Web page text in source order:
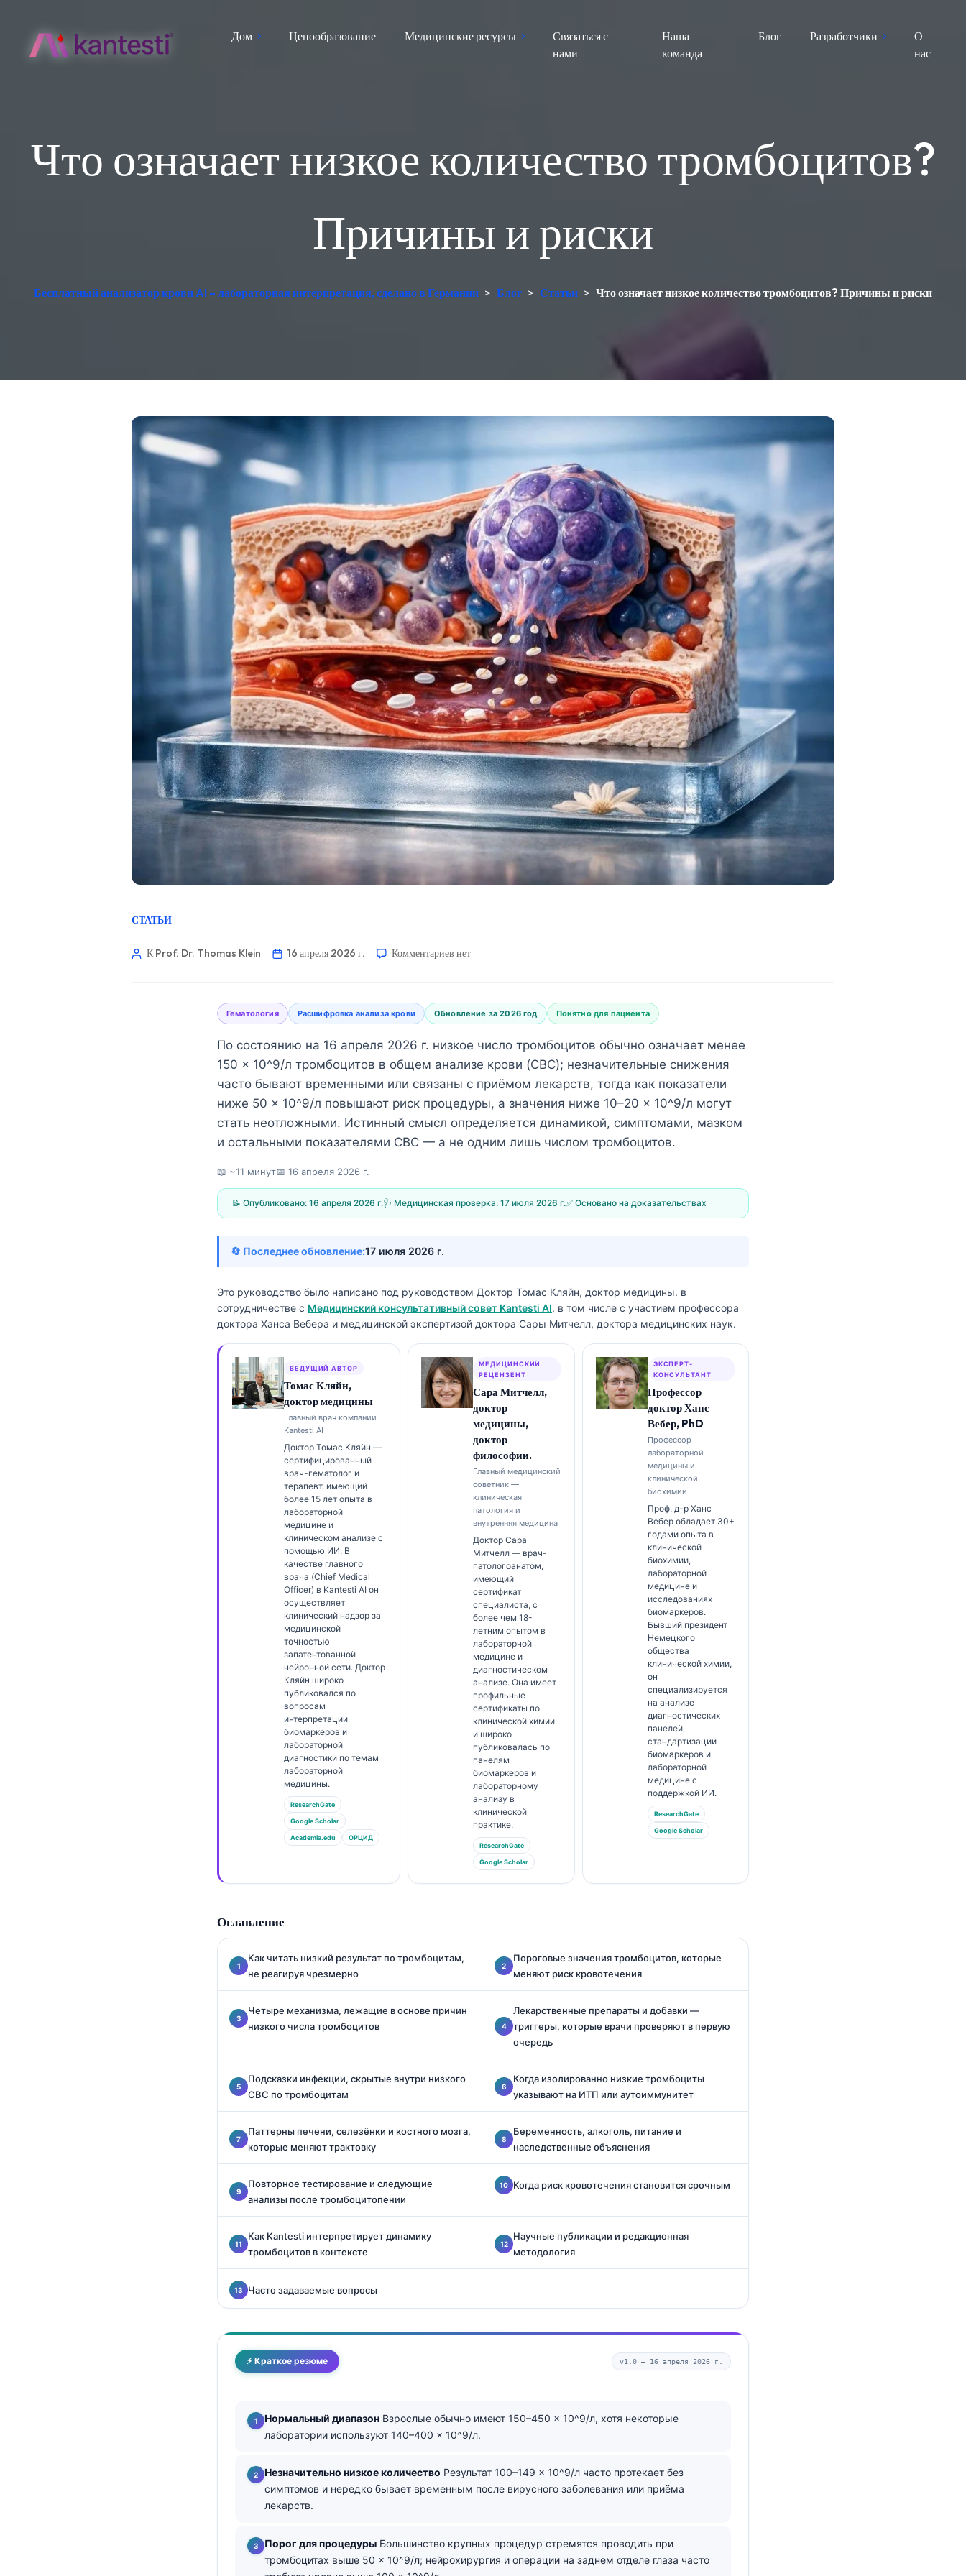
Дом Ценообразование Медицинские ресурсы
Связаться с
нами
Наша
команда
Блог Разработчики
О
нас
Что означает низкое количество тромбоцитов?
Причины и риски
Бесплатный анализатор крови AI – лабораторная интерпретация, сделано в Германии > Блог > Статьи > Что означает низкое количество тромбоцитов? Причины и риски
СТАТЬИ
К Prof. Dr. Thomas Klein 16 апреля 2026 г. Комментариев нет
Гематология Расшифровка анализа крови Обновление за 2026 год Понятно для пациента
По состоянию на 16 апреля 2026 г. низкое число тромбоцитов обычно означает менее
150 × 10^9/л тромбоцитов в общем анализе крови (CBC); незначительные снижения
часто бывают временными или связаны с приёмом лекарств, тогда как показатели
ниже 50 × 10^9/л повышают риск процедуры, а значения ниже 10–20 × 10^9/л могут
стать неотложными. Истинный смысл определяется динамикой, симптомами, мазком
и остальными показателями CBC — а не одним лишь числом тромбоцитов.
📖 ~11 минут📅 16 апреля 2026 г.
📝 Опубликовано: 16 апреля 2026 г.🩺 Медицинская проверка: 17 июля 2026 г.✅ Основано на доказательствах
🔄 Последнее обновление:17 июля 2026 г.
Это руководство было написано под руководством Доктор Томас Кляйн, доктор медицины. в
сотрудничестве с Медицинский консультативный совет Kantesti AI, в том числе с участием профессора
доктора Ханса Вебера и медицинской экспертизой доктора Сары Митчелл, доктора медицинских наук.
ВЕДУЩИЙ АВТОР
Томас Кляйн,
доктор медицины
Главный врач компании
Kantesti AI
Доктор Томас Кляйн —
сертифицированный
врач-гематолог и
терапевт, имеющий
более 15 лет опыта в
лабораторной
медицине и
клиническом анализе с
помощью ИИ. В
качестве главного
врача (Chief Medical
Officer) в Kantesti AI он
осуществляет
клинический надзор за
медицинской
точностью
запатентованной
нейронной сети. Доктор
Кляйн широко
публиковался по
вопросам
интерпретации
биомаркеров и
лабораторной
диагностики по темам
лабораторной
медицины.
ResearchGate
Google Scholar
Academia.edu ОРЦИД
МЕДИЦИНСКИЙ
РЕЦЕНЗЕНТ
Сара Митчелл,
доктор
медицины,
доктор
философии.
Главный медицинский
советник —
клиническая
патология и
внутренняя медицина
Доктор Сара
Митчелл — врач-
патологоанатом,
имеющий
сертификат
специалиста, с
более чем 18-
летним опытом в
лабораторной
медицине и
диагностическом
анализе. Она имеет
профильные
сертификаты по
клинической химии
и широко
публиковалась по
панелям
биомаркеров и
лабораторному
анализу в
клинической
практике.
ResearchGate
Google Scholar
ЭКСПЕРТ-
КОНСУЛЬТАНТ
Профессор
доктор Ханс
Вебер, PhD
Профессор
лабораторной
медицины и
клинической
биохимии
Проф. д-р Ханс
Вебер обладает 30+
годами опыта в
клинической
биохимии,
лабораторной
медицине и
исследованиях
биомаркеров.
Бывший президент
Немецкого
общества
клинической химии,
он
специализируется
на анализе
диагностических
панелей,
стандартизации
биомаркеров и
лабораторной
медицине с
поддержкой ИИ.
ResearchGate
Google Scholar
Оглавление
Как читать низкий результат по тромбоцитам,
не реагируя чрезмерно
Пороговые значения тромбоцитов, которые
меняют риск кровотечения
Четыре механизма, лежащие в основе причин
низкого числа тромбоцитов
Лекарственные препараты и добавки —
триггеры, которые врачи проверяют в первую
очередь
Подсказки инфекции, скрытые внутри низкого
CBC по тромбоцитам
Когда изолированно низкие тромбоциты
указывают на ИТП или аутоиммунитет
Паттерны печени, селезёнки и костного мозга,
которые меняют трактовку
Беременность, алкоголь, питание и
наследственные объяснения
Повторное тестирование и следующие
анализы после тромбоцитопении
Когда риск кровотечения становится срочным
Как Kantesti интерпретирует динамику
тромбоцитов в контексте
Научные публикации и редакционная
методология
Часто задаваемые вопросы
⚡ Краткое резюме v1.0 — 16 апреля 2026 г.
Нормальный диапазон Взрослые обычно имеют 150–450 × 10^9/л, хотя некоторые
лаборатории используют 140–400 × 10^9/л.
Незначительно низкое количество Результат 100–149 × 10^9/л часто протекает без
симптомов и нередко бывает временным после вирусного заболевания или приёма
лекарств.
Порог для процедуры Большинство крупных процедур стремятся проводить при
тромбоцитах выше 50 × 10^9/л; нейрохирургия и операции на заднем отделе глаза часто